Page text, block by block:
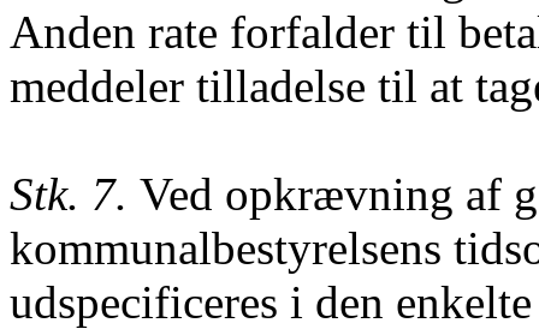
Anden rate forfalder til
meddeler tilladelse til at
Stk. 7. Ved opkrævning af
kommunalbestyrelsens
udspecificeres i den